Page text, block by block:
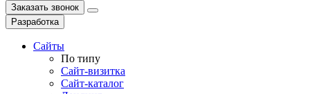
Заказать звонок
Разработка
Сайты
По типу
Сайт-визитка
Сайт-каталог